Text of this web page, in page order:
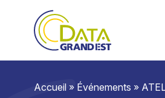
Accueil » Événements »